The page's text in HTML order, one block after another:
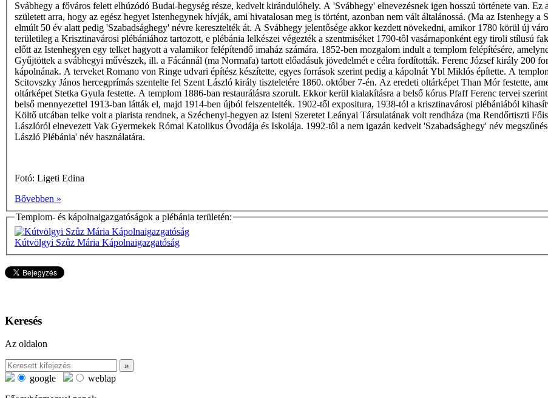
Svábhegy a főváros felett elhúzódó Budai-hegység része, kedvelt kirándulóhely. A 'Svábhegy' elnevezésnek igen hosszú története van.
született arra, hogy az egész hegyet Istenhegynek hívják, ami hivatalosan meg is történt, azonban nem vált általánossá. (Ma az Istenhegy
elmúlt 50 év alatt pedig 'Szabadsághegy' névre keresztelték át. A Svábhegy jelentősége akkor kezdett növekedni, amikor 1780 körül új
területileg a Krisztinavárosi plébániához tartozott, e plébánia lelkészei végezték a szentmiséket 1790-tôl vasárnaponként egy tiroli stílusú
előtt az Istenhegyen egy telket hagyott a valamikor felépítendő imaház számára. 1852-ben mozgalom indult a templom felépítésére,
Gyűjtöttek a svábhegyi művészek, ill. a Fácánnál (ma Normafa) tartott előadásuk jövedelmét e célra fordították. Ferenc József király 200
kápolnának. A terveket Romano von Ringe udvari építész készítette, egyes források szerint pedig a kápolnát Ybl Miklós építette. A
Scitovszky János hercegprímás szentelte fel Szent László király tiszteletére 1860. október 7-én. Az eredeti oltárképet Than Mór festette,
oltárképet Stetka Gyula festette. A templom 1886-ban restaurálásra szorult. Ekkor kerül kialakításra a belső kórus Pfaff Ferenc tervei
belső mennyezettel 1913-ban látták el, majd 1914-ben újból felszentelték. 1902-től expositura, 1938-tól a krisztinavárosi plébániából
Költő utcában telke volt a piarista rendnek, a Széchenyi-hegyen az Isteni Szeretet Leányai Társulatának volt rendháza (ma Rendőrtiszti
Lászlóról elnevezett Vak Gyermekek Római Katolikus Óvodája és Iskolája. 1992-tôl a nem igazán kedvelt 'Szabadsághegy' név
László Plébánia' név használatára.
Fotó: Ligeti Edina
Bővebben »
Templom- és kápolnaigazgatóságok a plébánia területén:
Kútvölgyi Szûz Mária Kápolnaigazgatóság
Keresés
Az oldalon
google
weblap